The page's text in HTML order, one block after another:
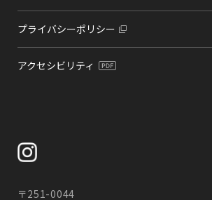
プライバシーポリシー
アクセシビリティ
〒251-0044